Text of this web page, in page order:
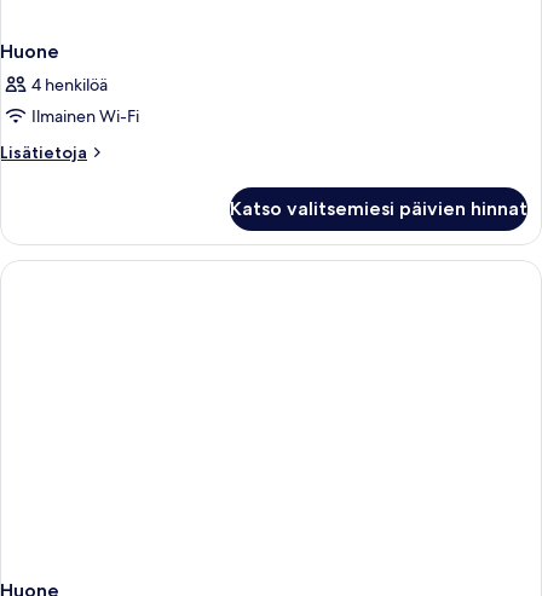
Huone
4 henkilöä
Ilmainen Wi-Fi
Lisätietoja
Lisätietoja
Katso valitsemiesi päivien hinnat
Huone